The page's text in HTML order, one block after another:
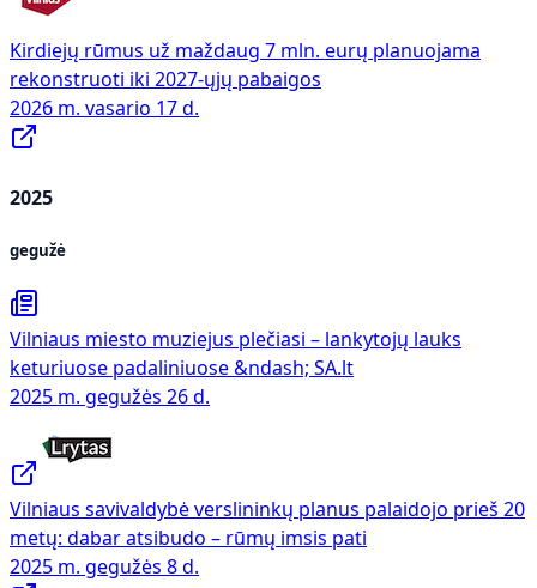
Kirdiejų rūmus už maždaug 7 mln. eurų planuojama
rekonstruoti iki 2027-ųjų pabaigos
2026 m. vasario 17 d.
2025
gegužė
Vilniaus miesto muziejus plečiasi – lankytojų lauks
keturiuose padaliniuose &ndash; SA.lt
2025 m. gegužės 26 d.
Vilniaus savivaldybė verslininkų planus palaidojo prieš 20
metų: dabar atsibudo – rūmų imsis pati
2025 m. gegužės 8 d.